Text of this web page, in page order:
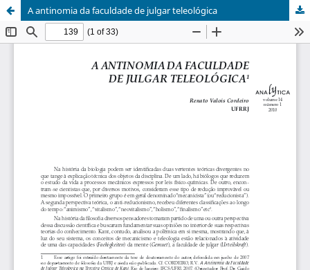
A antinomia da faculdade de julgar teleológica